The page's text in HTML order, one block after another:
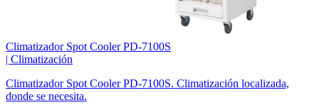
Climatizador Spot Cooler PD-7100S
| Climatización
Climatizador Spot Cooler PD-7100S. Climatización localizada,
donde se necesita.